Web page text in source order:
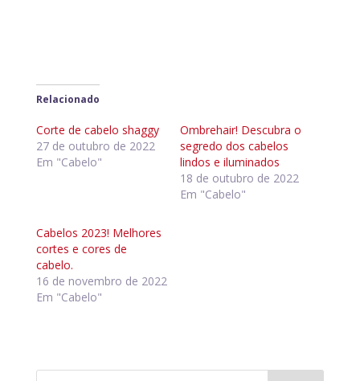
Relacionado
Corte de cabelo shaggy
27 de outubro de 2022
Em "Cabelo"
Ombrehair! Descubra o
segredo dos cabelos
lindos e iluminados
18 de outubro de 2022
Em "Cabelo"
Cabelos 2023! Melhores
cortes e cores de
cabelo.
16 de novembro de 2022
Em "Cabelo"